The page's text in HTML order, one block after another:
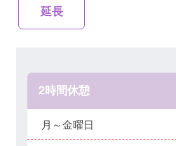
延長
2時間休憩
月～金曜日